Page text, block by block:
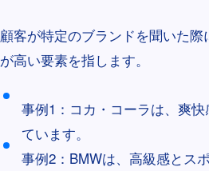
顧客が特定のブランドを聞いた
が高い要素を指します。
事例1：コカ・コーラは、爽
ています。
事例2：BMWは、高級感とス